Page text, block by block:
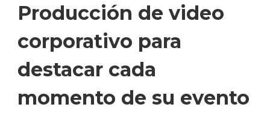
Producción de video
corporativo para
destacar cada
momento de su evento